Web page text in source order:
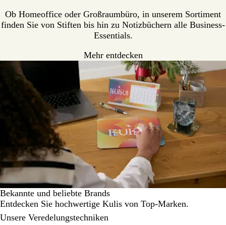
w
a
ü
n
u
p
h
w
Ob Homeoffice oder Großraumbüro, in unserem Sortiment
finden Sie von Stiften bis hin zu Notizbüchern alle Business-
Essentials.
Mehr entdecken
Bekannte und beliebte Brands
Entdecken Sie hochwertige Kulis von Top-Marken.
Galeriebilder
Unsere Veredelungstechniken